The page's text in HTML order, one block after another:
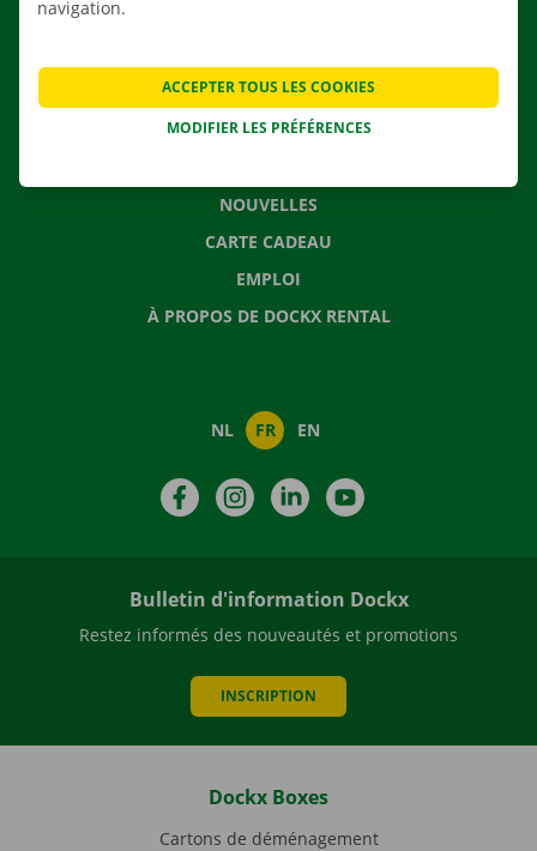
CONTACTEZ NOUS
NOUVELLES
CARTE CADEAU
EMPLOI
À PROPOS DE DOCKX RENTAL
NL FR EN
FacebookInstagramLinkedIn
Bulletin d'information Dockx
Restez informés des nouveautés et promotions
INSCRIPTION
Dockx Boxes
Cartons de déménagement
navigation.
MODIFIER LES PRÉFÉRENCES
ACCEPTER TOUS LES COOKIES